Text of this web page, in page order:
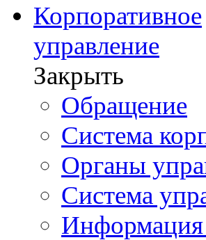
Корпоративное
управление
Закрыть
Обращение
Система
Органы
Система
Информация